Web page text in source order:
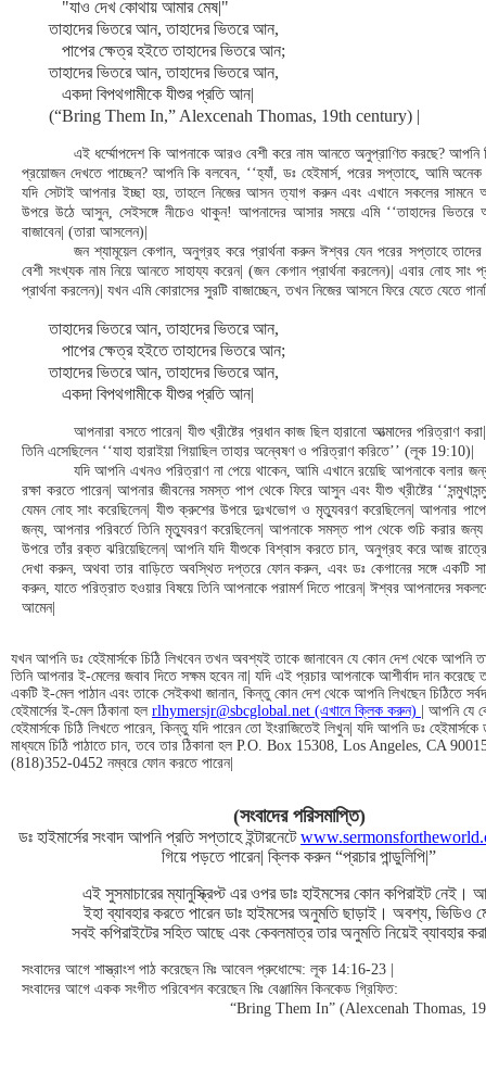
"যাও দেখ কোথায় আমার মেষ|"
তাহাদের ভিতরে আন, তাহাদের ভিতরে আন,
পাপের ক্ষেত্র হইতে তাহাদের ভিতরে আন;
তাহাদের ভিতরে আন, তাহাদের ভিতরে আন,
একদা বিপথগামীকে যীশুর প্রতি আন|
(“Bring Them In,” Alexcenah Thomas, 19th century) |
এই ধর্ম্মোপদেশ কি আপনাকে আরও বেশী করে নাম আনতে অনুপ্রাণিত করছে?
প্রয়োজন দেখতে পাচ্ছেন? আপনি কি বলবেন, ‘‘হ্যাঁ, ডঃ হেইমার্স, পরের সপ্তাহে, আমি
যদি সেটাই আপনার ইচ্ছা হয়, তাহলে নিজের আসন ত্যাগ করুন এবং এখানে সকলের সামনে
উপরে উঠে আসুন, সেইসঙ্গে নীচেও থাকুন! আপনাদের আসার সময়ে এমি ‘‘তাহাদের ভিতরে
বাজাবেন| (তারা আসলেন)|
জন শ্যামূয়েল কেগান, অনুগ্রহ করে প্রার্থনা করুন ঈশ্বর যেন পরের সপ্তাহে
বেশী সংখ্যক নাম নিয়ে আনতে সাহায্য করেন| (জন কেগান প্রার্থনা করলেন)| এবার নোহ সাং
প্রার্থনা করলেন)| যখন এমি কোরাসের সুরটি বাজাচ্ছেন, তখন নিজের আসনে ফিরে যেতে যেতে
তাহাদের ভিতরে আন, তাহাদের ভিতরে আন,
পাপের ক্ষেত্র হইতে তাহাদের ভিতরে আন;
তাহাদের ভিতরে আন, তাহাদের ভিতরে আন,
একদা বিপথগামীকে যীশুর প্রতি আন|
আপনারা বসতে পারেন| যীশু খ্রীষ্টের প্রধান কাজ ছিল হারানো আত্মাদের পরিত্রাণ
তিনি এসেছিলেন ‘‘যাহা হারাইয়া গিয়াছিল তাহার অন্বেষণ ও পরিত্রাণ করিতে’’ (লূক 19:10)|
যদি আপনি এখনও পরিত্রাণ না পেয়ে থাকেন, আমি এখানে রয়েছি আপনাকে বলার
রক্ষা করতে পারেন| আপনার জীবনের সমস্ত পাপ থেকে ফিরে আসুন এবং যীশু খ্রীষ্টের
যেমন নোহ সাং করেছিলেন| যীশু ক্রুশের উপরে দুঃখভোগ ও মৃত্যুবরণ করেছিলেন| আপনার
জন্য, আপনার পরিবর্তে তিনি মৃত্যুবরণ করেছিলেন| আপনাকে সমস্ত পাপ থেকে শুচি করার
উপরে তাঁর রক্ত ঝরিয়েছিলেন| আপনি যদি যীশুকে বিশ্বাস করতে চান, অনুগ্রহ করে আজ রাত্রে
দেখা করুন, অথবা তার বাড়িতে অবস্থিত দপ্তরে ফোন করুন, এবং ডঃ কেগানের সঙ্গে একটি
করুন, যাতে পরিত্রাত হওয়ার বিষয়ে তিনি আপনাকে পরামর্শ দিতে পারেন| ঈশ্বর আপনাদের
আমেন|
যখন আপনি ডঃ হেইমার্সকে চিঠি লিখবেন তখন অবশ্যই তাকে জানাবেন যে কোন দেশ থেকে আপনি
তিনি আপনার ই-মেলের জবাব দিতে সক্ষম হবেন না| যদি এই প্রচার আপনাকে আশীর্বাদ দান করেছে
একটি ই-মেল পাঠান এবং তাকে সেইকথা জানান, কিন্তু কোন দেশ থেকে আপনি লিখছেন চিঠিতে
হেইমার্সের ই-মেল ঠিকানা হল rlhymersjr@sbcglobal.net (এখানে ক্লিক করুন)
| আপনি যে
হেইমার্সকে চিঠি লিখতে পারেন, কিন্তু যদি পারেন তো ইংরাজিতেই লিখুন| যদি আপনি ডঃ
মাধ্যমে চিঠি পাঠাতে চান, তবে তার ঠিকানা হল P.O. Box 15308, Los Angeles, CA
(818)352-0452 নম্বরে ফোন করতে পারেন|
(সংবাদের পরিসমাপ্তি)
ডঃ হাইমার্সের সংবাদ আপনি প্রতি সপ্তাহে ইন্টারনেটে
গিয়ে পড়তে পারেন| ক্লিক করুন “প্রচার পান্ডুলিপি|”
এই সুসমাচারের ম্যানুস্ক্রিপ্ট এর ওপর ডাঃ হাইমসের কোন কপিরাইট নেই।
ইহা ব্যাবহার করতে পারেন ডাঃ হাইমসের অনুমতি ছাড়াই। অবশ্য, ভিডিও
সবই কপিরাইটের সহিত আছে এবং কেবলমাত্র তার অনুমতি নিয়েই ব্যাবহার
সংবাদের আগে শাস্ত্রাংশ পাঠ করেছেন মিঃ আবেল প্রুধোম্মে: লূক 14:16-23 |
সংবাদের আগে একক সংগীত পরিবেশন করেছেন মিঃ বেঞ্জামিন কিনকেড গ্রিফিত:
“Bring Them In” (Alexcenah Thomas,